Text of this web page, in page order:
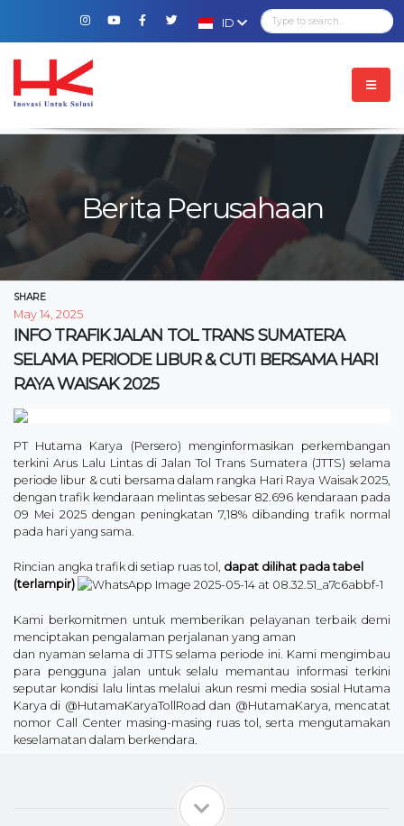
ID
Berita Perusahaan
SHARE
May 14, 2025
INFO TRAFIK JALAN TOL TRANS SUMATERA
SELAMA PERIODE LIBUR & CUTI BERSAMA HARI
RAYA WAISAK 2025
PT Hutama Karya (Persero) menginformasikan perkembangan
terkini Arus Lalu Lintas di Jalan Tol Trans Sumatera (JTTS) selama
periode libur & cuti bersama dalam rangka Hari Raya Waisak 2025,
dengan trafik kendaraan melintas sebesar 82.696 kendaraan pada
09 Mei 2025 dengan peningkatan 7,18% dibanding trafik normal
pada hari yang sama.
Rincian angka trafik di setiap ruas tol, dapat dilihat pada tabel
(terlampir)
Kami berkomitmen untuk memberikan pelayanan terbaik demi
menciptakan pengalaman perjalanan yang aman
dan nyaman selama di JTTS selama periode ini. Kami mengimbau
para pengguna jalan untuk selalu memantau informasi terkini
seputar kondisi lalu lintas melalui akun resmi media sosial Hutama
Karya di @HutamaKaryaTollRoad dan @HutamaKarya, mencatat
nomor Call Center masing-masing ruas tol, serta mengutamakan
keselamatan dalam berkendara.